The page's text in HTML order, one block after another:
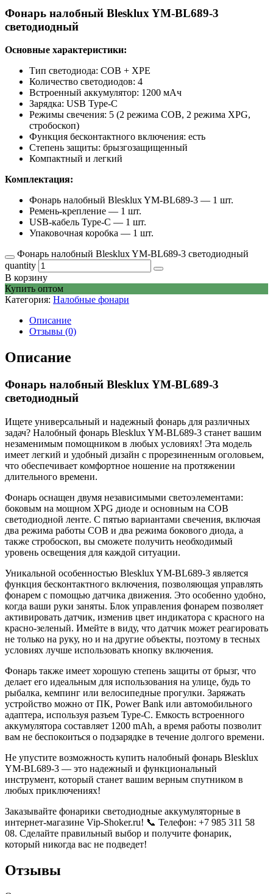
Фонарь налобный Blesklux YM-BL689-3
светодиодный
Основные характеристики:
Тип светодиода: COB + XPE
Количество светодиодов: 4
Встроенный аккумулятор: 1200 мАч
Зарядка: USB Type-C
Режимы свечения: 5 (2 режима COB, 2 режима XPG,
стробоскоп)
Функция бесконтактного включения: есть
Степень защиты: брызгозащищенный
Компактный и легкий
Комплектация:
Фонарь налобный Blesklux YM-BL689-3 — 1 шт.
Ремень-крепление — 1 шт.
USB-кабель Type-C — 1 шт.
Упаковочная коробка — 1 шт.
Фонарь налобный Blesklux YM-BL689-3 светодиодный
quantity
В корзину
Купить оптом
Категория: Налобные фонари
Описание
Отзывы (0)
Описание
Фонарь налобный Blesklux YM-BL689-3
светодиодный
Ищете универсальный и надежный фонарь для различных
задач? Налобный фонарь Blesklux YM-BL689-3 станет вашим
незаменимым помощником в любых условиях! Эта модель
имеет легкий и удобный дизайн с прорезиненным оголовьем,
что обеспечивает комфортное ношение на протяжении
длительного времени.
Фонарь оснащен двумя независимыми светоэлементами:
боковым на мощном XPG диоде и основным на COB
светодиодной ленте. С пятью вариантами свечения, включая
два режима работы COB и два режима бокового диода, а
также стробоскоп, вы сможете получить необходимый
уровень освещения для каждой ситуации.
Уникальной особенностью Blesklux YM-BL689-3 является
функция бесконтактного включения, позволяющая управлять
фонарем с помощью датчика движения. Это особенно удобно,
когда ваши руки заняты. Блок управления фонарем позволяет
активировать датчик, изменив цвет индикатора с красного на
красно-зеленый. Имейте в виду, что датчик может реагировать
не только на руку, но и на другие объекты, поэтому в тесных
условиях лучше использовать кнопку включения.
Фонарь также имеет хорошую степень защиты от брызг, что
делает его идеальным для использования на улице, будь то
рыбалка, кемпинг или велосипедные прогулки. Заряжать
устройство можно от ПК, Power Bank или автомобильного
адаптера, используя разъем Type-C. Емкость встроенного
аккумулятора составляет 1200 mAh, а время работы позволит
вам не беспокоиться о подзарядке в течение долгого времени.
Не упустите возможность купить налобный фонарь Blesklux
YM-BL689-3 — это надежный и функциональный
инструмент, который станет вашим верным спутником в
любых приключениях!
Заказывайте фонарики светодиодные аккумуляторные в
интернет-магазине Vip-Shoker.ru! 📞 Телефон: +7 985 311 58
08. Сделайте правильный выбор и получите фонарик,
который никогда вас не подведет!
Отзывы